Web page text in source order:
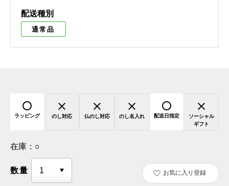
配送種別
通常品
ラッピング のし対応 仏のし対応 のし名入れ 配送日指定
ソーシャル
ギフト
在庫： ○
数量 お気に入り登録